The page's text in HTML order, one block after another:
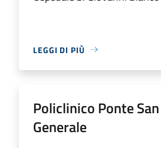
LEGGI DI PIÙ
Policlinico Ponte
Generale